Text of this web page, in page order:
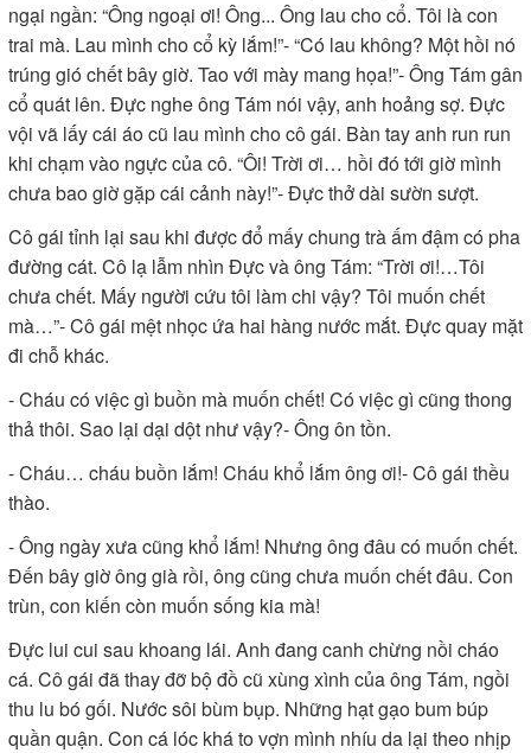
ngại ngần: “Ông ngoại ơi! Ông... Ông lau cho cổ. Tôi là con
trai mà. Lau mình cho cổ kỳ lắm!”- “Có lau không? Một hồi nó
trúng gió chết bây giờ. Tao với mày mang họa!”- Ông Tám gân
cổ quát lên. Đực nghe ông Tám nói vậy, anh hoảng sợ. Đực
vội vã lấy cái áo cũ lau mình cho cô gái. Bàn tay anh run run
khi chạm vào ngực của cô. “Ôi! Trời ơi… hồi đó tới giờ mình
chưa bao giờ gặp cái cảnh này!”- Đực thở dài sườn sượt.
Cô gái tỉnh lại sau khi được đổ mấy chung trà ấm đậm có pha
đường cát. Cô lạ lẫm nhìn Đực và ông Tám: “Trời ơi!…Tôi
chưa chết. Mấy người cứu tôi làm chi vậy? Tôi muốn chết
mà…”- Cô gái mệt nhọc ứa hai hàng nước mắt. Đực quay mặt
đi chỗ khác.
- Cháu có việc gì buồn mà muốn chết! Có việc gì cũng thong
thả thôi. Sao lại dại dột như vậy?- Ông ôn tồn.
- Cháu… cháu buồn lắm! Cháu khổ lắm ông ơi!- Cô gái thều
thào.
- Ông ngày xưa cũng khổ lắm! Nhưng ông đâu có muốn chết.
Đến bây giờ ông già rồi, ông cũng chưa muốn chết đâu. Con
trùn, con kiến còn muốn sống kia mà!
Đực lui cui sau khoang lái. Anh đang canh chừng nồi cháo
cá. Cô gái đã thay đỡ bộ đồ cũ xùng xình của ông Tám, ngồi
thu lu bó gối. Nước sôi bùm bụp. Những hạt gạo bum búp
quần quận. Con cá lóc khá to vợn mình nhíu da lại theo nhịp